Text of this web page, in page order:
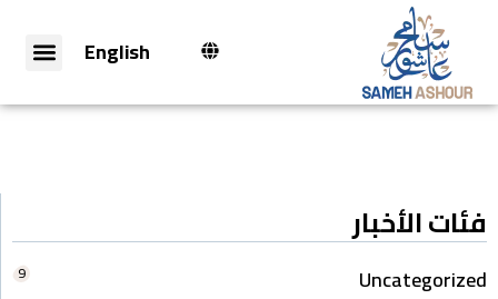
English
فئات الأخبار
Uncategorized
9